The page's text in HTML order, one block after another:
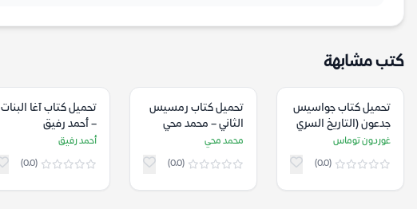
كتب مشابهة
تحميل كتاب جواسيس
جدعون (التاريخ السري
للموساد) – غوردون
غوردون توماس
(0.0)
تحميل كتاب رمسيس
الثاني – محمد محي
محمد محي
(0.0)
تحميل كتاب آغا البنات
– أحمد رفيق
أحمد رفيق
(0.0)